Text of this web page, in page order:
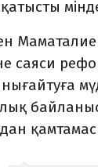
қатысты
саяси